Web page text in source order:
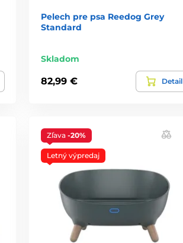
Pelech pre psa Reedog Grey
Standard
Skladom
82,99 € Detail
Zľava -20%
Letný výpredaj